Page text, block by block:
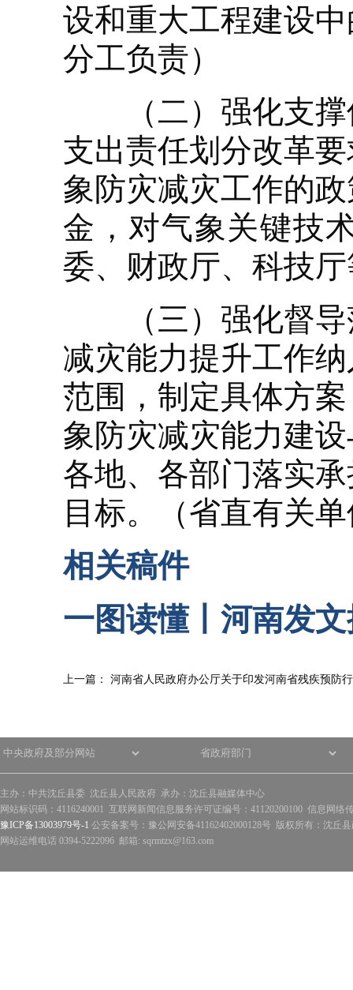
设和重大工程建设
分工负责）
（二）强化支撑
支出责任划分改革
象防灾减灾工作的
金，对气象关键技
委、财政厅、科技
（三）强化督导
减灾能力提升工作
范围，制定具体方
象防灾减灾能力建
各地、各部门落实
目标。（省直有关
相关稿件
一图读懂丨河南发
上一篇： 河南省人民政府办公厅关于印发河南省残疾预防
主办：中共沈丘县委 沈丘县人民政府 承办：沈丘县融媒体中心
网站标识码：4116240001 互联网新闻信息服务许可证编号：41120200100 信息网络
豫ICP备13003979号-1 公安备案号：豫公网安备41162402000128号 版权所有：沈丘
网站运维电话 0394-5222096 邮箱: sqrmtzx@163.com